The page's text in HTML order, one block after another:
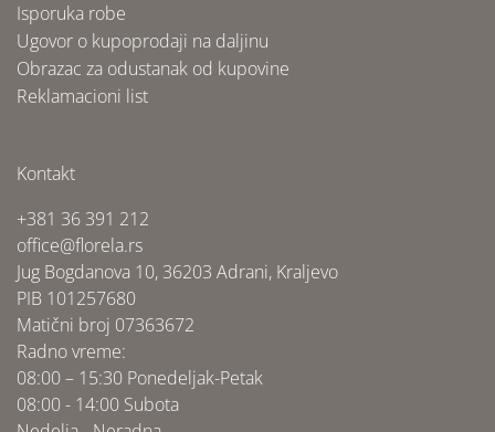
Isporuka robe
Ugovor o kupoprodaji na daljinu
Obrazac za odustanak od kupovine
Reklamacioni list
Kontakt
+381 36 391 212
office@florela.rs
Jug Bogdanova 10, 36203 Adrani, Kraljevo
PIB 101257680
Matični broj 07363672
Radno vreme:
08:00 – 15:30 Ponedeljak-Petak
08:00 - 14:00 Subota